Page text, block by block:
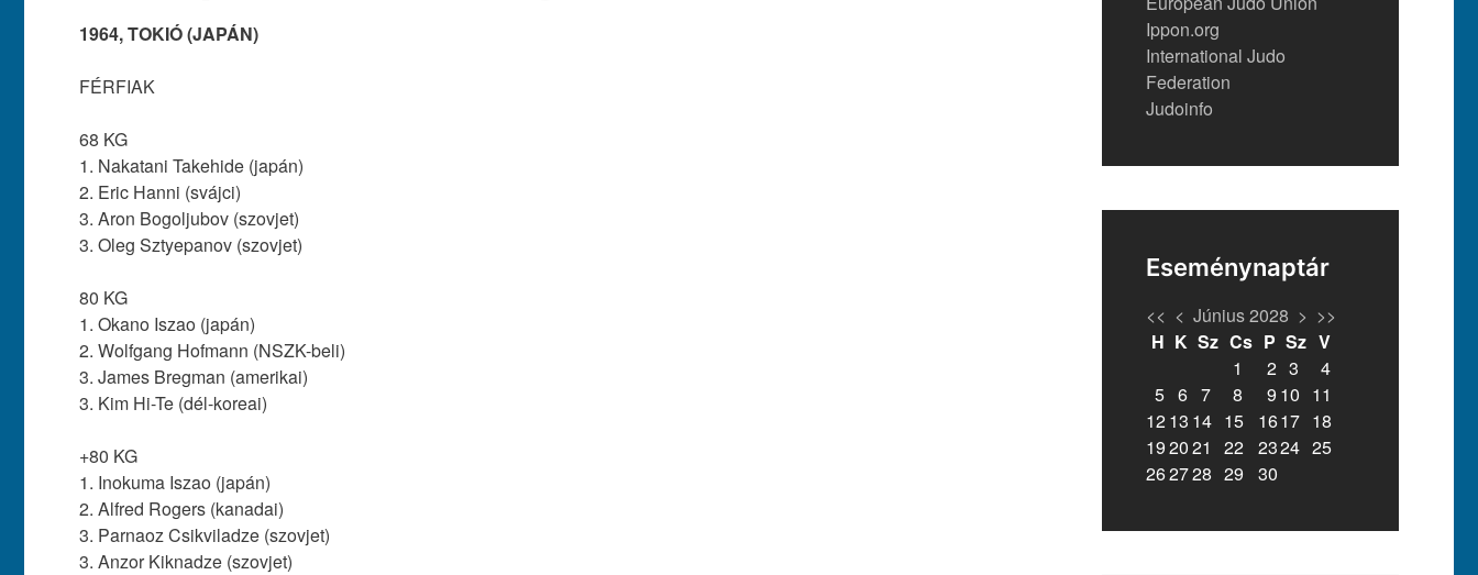
1964, TOKIÓ (JAPÁN)
FÉRFIAK
68 KG
1. Nakatani Takehide (japán)
2. Eric Hanni (svájci)
3. Aron Bogoljubov (szovjet)
3. Oleg Sztyepanov (szovjet)
80 KG
1. Okano Iszao (japán)
2. Wolfgang Hofmann (NSZK-beli)
3. James Bregman (amerikai)
3. Kim Hi-Te (dél-koreai)
+80 KG
1. Inokuma Iszao (japán)
2. Alfred Rogers (kanadai)
3. Parnaoz Csikviladze (szovjet)
3. Anzor Kiknadze (szovjet)
Ippon.org
International Judo
Federation
Judoinfo
Eseménynaptár
<< < Június 2028 > >>
H K Sz Cs P Sz V
1
2 3
4
5 6 7 8 9 10 11
1213 14 15 1617 18
192021 22 2324 25
262728 29 30